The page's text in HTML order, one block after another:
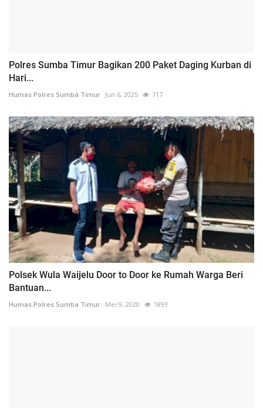
Polres Sumba Timur Bagikan 200 Paket Daging Kurban di
Hari...
Humas Polres Sumba Timur Jun 6, 2025 717
Polsek Wula Waijelu Door to Door ke Rumah Warga Beri
Bantuan...
Humas Polres Sumba Timur Mei 9, 2020 1893